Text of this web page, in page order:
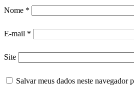
Nome *
E-mail *
Site
Salvar meus dados neste navegador